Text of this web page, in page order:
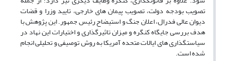
تصویب بودجه دولت، تصویب پیمان های خارجی، تایید وزرا و قضات
دیوان عالی فدرال، اعلان جنگ و استیضاح رئیس جمهور. این پژوهش با
هدف بررسی جایگاه کنگره و میزان تاثیرگذاری و اختیارات این نهاد در
سیاستگذاری های ایالات متحده آمریکا به روش توصیفی و تحلیلی انجام
شده است.